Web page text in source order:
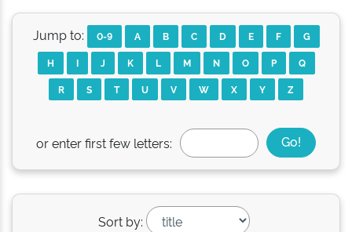
Jump to: 0-9 A B C D E F
G
H
I J K L M N O P
Q
R
S T U V W X Y Z
or enter first few letters:
Sort by: